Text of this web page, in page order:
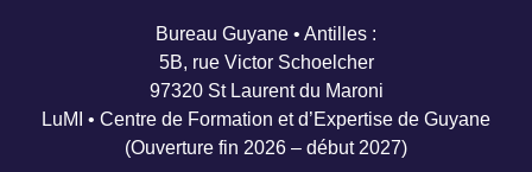
Bureau Guyane • Antilles :
5B, rue Victor Schoelcher
97320 St Laurent du Maroni
LuMI • Centre de Formation et d’Expertise de Guyane
(Ouverture fin 2026 – début 2027)